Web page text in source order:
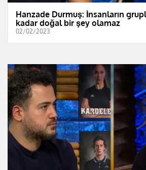
Hanzade Durmuş: İnsanların
kadar doğal bir şey olamaz
02/02/2023